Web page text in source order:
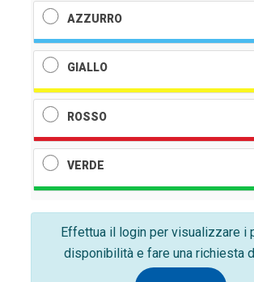
AZZURRO
GIALLO
ROSSO
VERDE
Effettua il login per visualizzare i
disponibilità e fare una richiesta